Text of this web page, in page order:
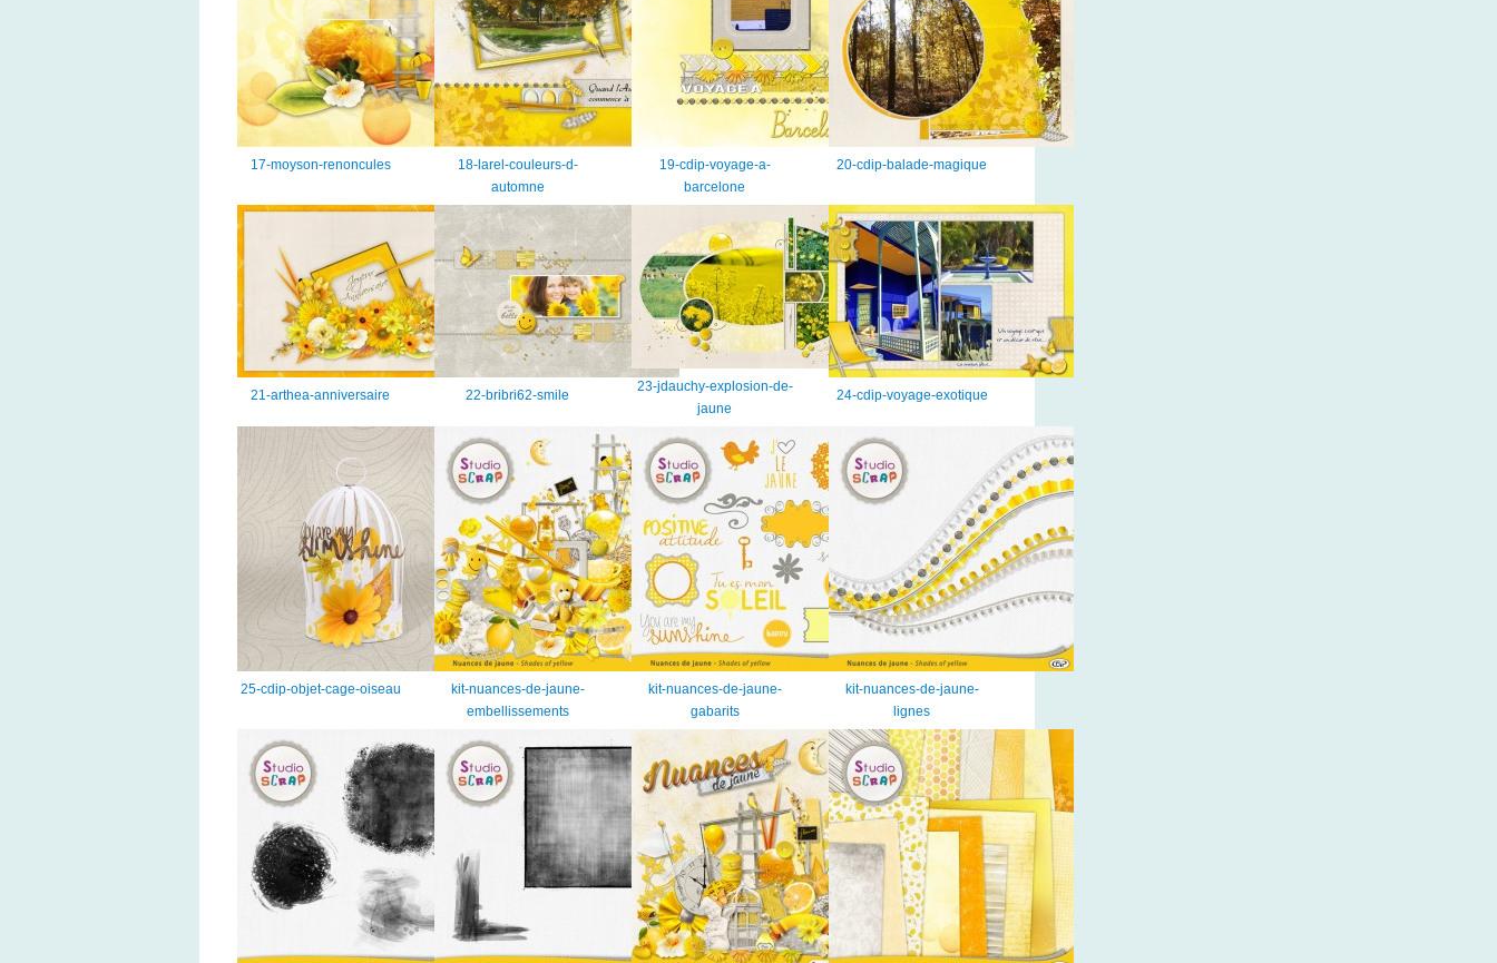
17-moyson-renoncules
18-larel-couleurs-d-
automne
19-cdip-voyage-a-
barcelone
20-cdip-balade-magique
21-arthea-anniversaire 22-bribri62-smile
23-jdauchy-explosion-de-
jaune
24-cdip-voyage-exotique
25-cdip-objet-cage-oiseau
kit-nuances-de-jaune-
embellissements
kit-nuances-de-jaune-
gabarits
kit-nuances-de-jaune-
lignes